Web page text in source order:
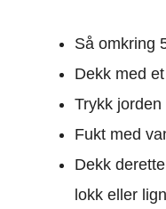
Så omkring
Dekk med
Trykk
Fukt med
Dekk
lokk eller